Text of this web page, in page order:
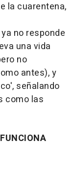
la cuarentena,
no responde
una vida
no
antes), y
señalando
como las